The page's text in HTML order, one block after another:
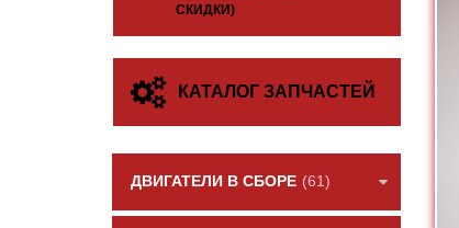
СКИДКИ)
КАТАЛОГ ЗАПЧАСТЕЙ
ДВИГАТЕЛИ В СБОРЕ (61)